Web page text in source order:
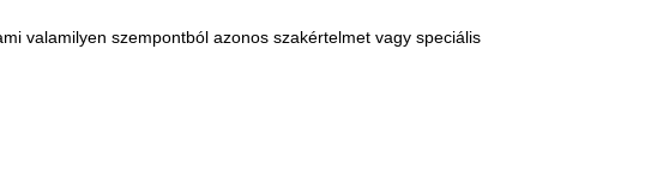
valamilyen szempontból azonos szakértelmet vagy speciális